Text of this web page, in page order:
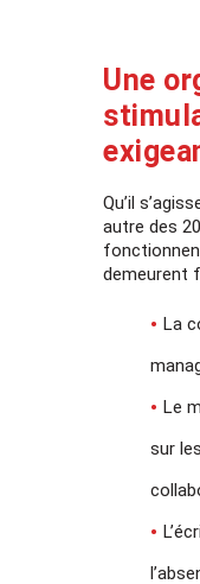
Une
Qu’il
autre des
demeurent
La
Le
sur